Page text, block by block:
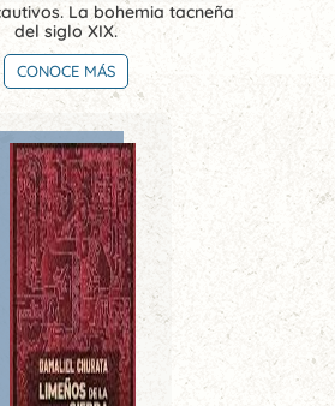
La bohemia tacneña
del siglo XIX.
CONOCE MÁS